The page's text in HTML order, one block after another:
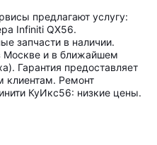
предлагают услугу:
Infiniti QX56.
запчасти в наличии.
Москве и в ближайшем
Гарантия предоставляет
клиентам. Ремонт
КуИкс56: низкие цены.